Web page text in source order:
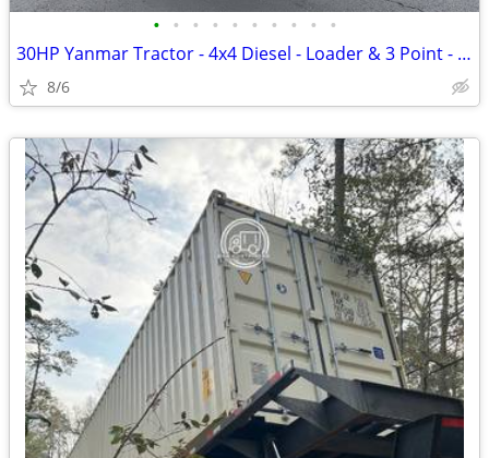
• • • • • • • • • •
30HP Yanmar Tractor - 4x4 Diesel - Loader & 3 Point - Low HRS
8/6